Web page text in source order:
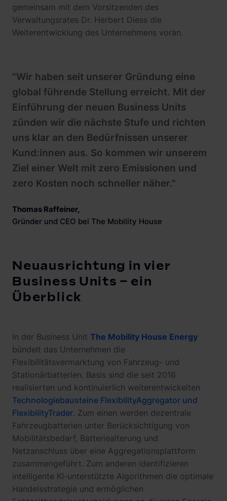
gemeinsam mit dem Vorsitzenden des
Verwaltungsrates Dr. Herbert Diess die
Weiterentwicklung des Unternehmens voran.
"Wir haben seit unserer Gründung eine
global führende Stellung erreicht. Mit der
Einführung der neuen Business Units
zünden wir die nächste Stufe und richten
uns klar an den Bedürfnissen unserer
Kund:innen aus. So kommen wir unserem
Ziel einer Welt mit zero Emissionen und
zero Kosten noch schneller näher."
Thomas Raffeiner,
Gründer und CEO bei The Mobility House
Neuausrichtung in vier
Business Units – ein
Überblick
In der Business Unit The Mobility House Energy
bündelt das Unternehmen die
Flexibilitätsvermarktung von Fahrzeug- und
Stationärbatterien. Basis sind die seit 2016
realisierten und kontinuierlich weiterentwickelten
Technologiebausteine FlexibilityAggregator und
FlexibilityTrader. Zum einen werden dezentrale
Fahrzeugbatterien unter Berücksichtigung von
Mobilitätsbedarf, Batteriealterung und
Netzanschluss über eine Aggregationsplattform
zusammengeführt. Zum anderen identifizieren
intelligente KI-unterstützte Algorithmen die optimale
Handelsstrategie und ermöglichen